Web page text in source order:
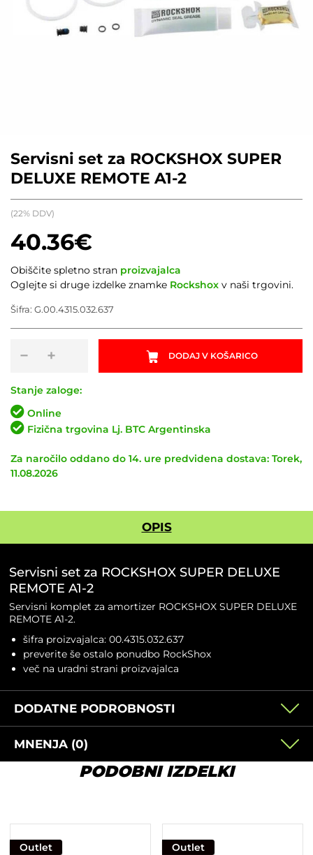
Servisni set za ROCKSHOX SUPER
DELUXE REMOTE A1-2
40.36€
(22% DDV)
−
set
ROCKSHOX
SUPER
DELUXE
REMOTE
2
količina
+ DODAJ V KOŠARICO
Obiščite spletno stran proizvajalca
Oglejte si druge izdelke znamke Rockshox v naši trgovini.
Šifra: G.00.4315.032.637
Stanje zaloge:
Online
Fizična trgovina Lj. BTC Argentinska
Za naročilo oddano do 14. ure predvidena dostava: Torek,
11.08.2026
OPIS
Servisni set za ROCKSHOX SUPER DELUXE
REMOTE A1-2
Servisni komplet za amortizer ROCKSHOX SUPER DELUXE
REMOTE A1-2.
šifra proizvajalca: 00.4315.032.637
preverite še ostalo ponudbo RockShox
več na uradni strani proizvajalca
DODATNE PODROBNOSTI
MNENJA (0)
PODOBNI IZDELKI
Outlet Outlet